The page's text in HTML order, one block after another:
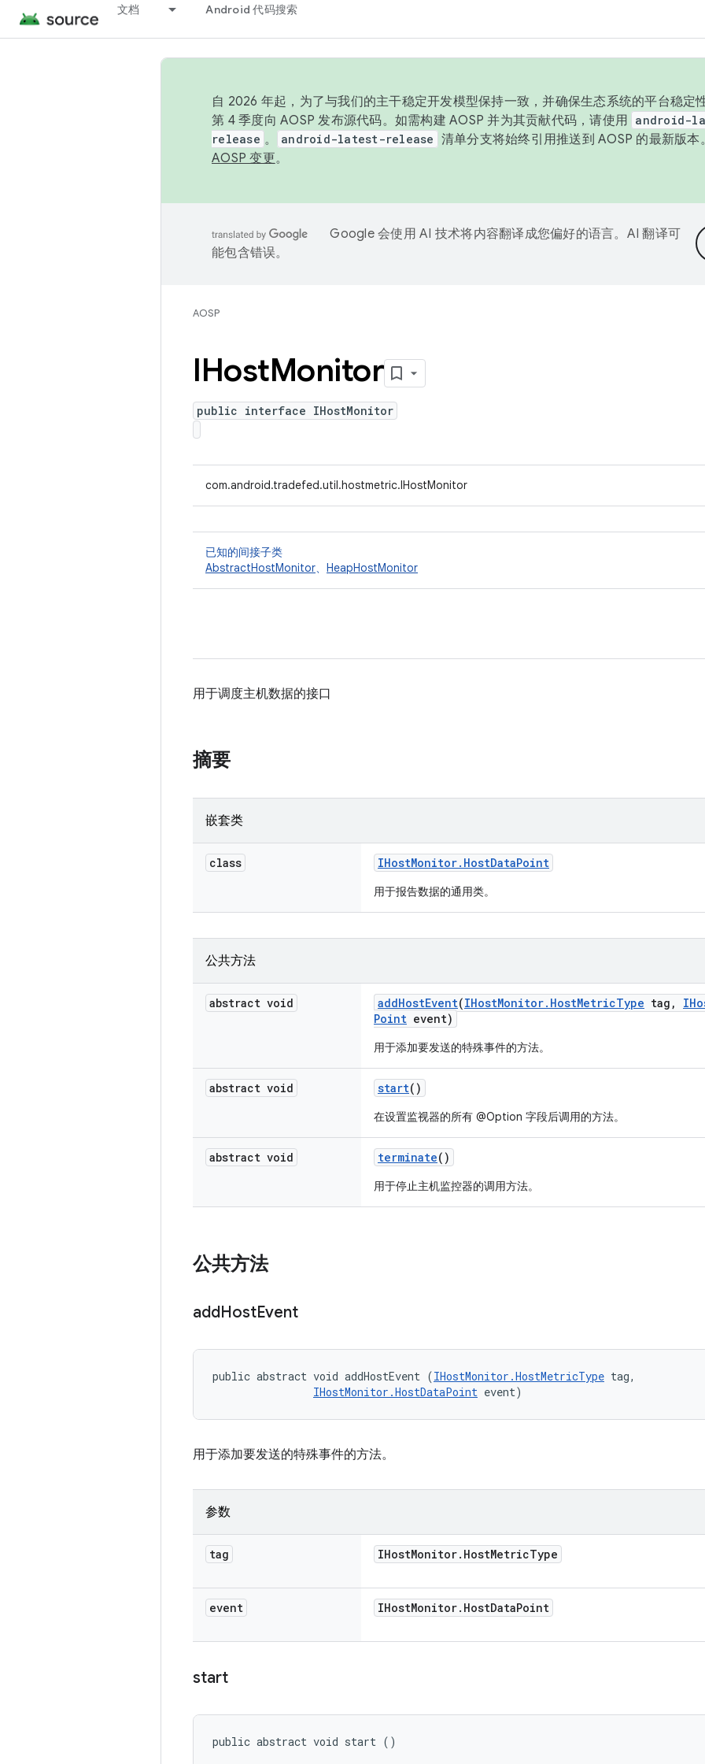
文档 Android 代码搜索
自 2026 年起，为了与我们的主干稳定开发模型保持一致，并确保生态系统的平台稳定
第 4 季度向 AOSP 发布源代码。如需构建 AOSP 并为其贡献代码，请使用 android-
release 。 android-latest-release 清单分支将始终引用推送到 AOSP 的最新版
AOSP 变更。
Google 会使用 AI 技术将内容翻译成您偏好的语言。AI 翻译可
能包含错误。
AOSP
IHostMonitor
public interface IHostMonitor
com.android.tradefed.util.hostmetric.IHostMonitor
已知的间接子类
AbstractHostMonitor、 HeapHostMonitor
用于调度主机数据的接口
摘要
嵌套类
class IHostMonitor. HostDataPoint
用于报告数据的通用类。
公共方法
abstract void addHostEvent(IHostMonitor. HostMetricType tag ,
Point event)
用于添加要发送的特殊事件的方法。
abstract void start()
在设置监视器的所有 @Option 字段后调用的方法。
abstract void terminate()
用于停止主机监控器的调用方法。
公共方法
addHostEvent
public abstract void addHostEvent (IHostMonitor.HostMetricType tag,
IHostMonitor.HostDataPoint event)
用于添加要发送的特殊事件的方法。
参数
tag IHostMonitor. HostMetricType
event IHostMonitor. HostDataPoint
start
public abstract void start ()